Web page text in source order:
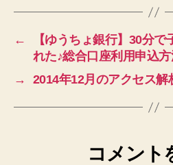
←
【ゆうちょ銀行】30分
れた♪総合口座利用申込
→
2014年12月のアクセス解
コメント